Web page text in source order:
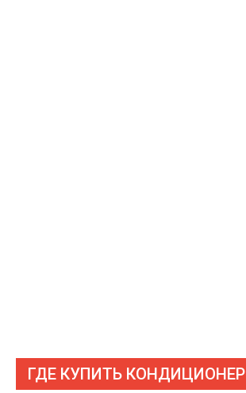
ГДЕ КУПИТЬ КОНДИЦИОНЕР